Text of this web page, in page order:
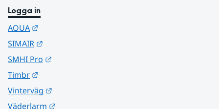
Logga in
AQUA
SIMAIR
SMHI Pro
Timbr
Vinterväg
Väderlarm